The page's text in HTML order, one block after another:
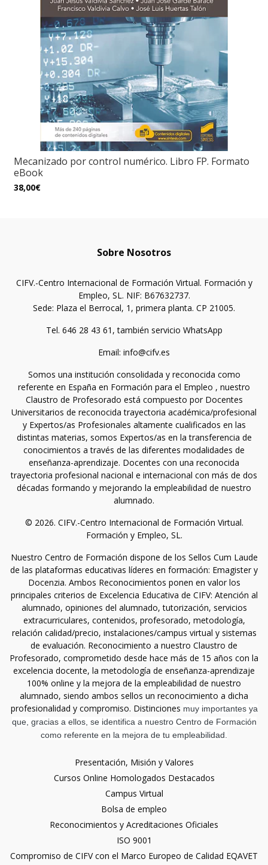
Mecanizado por control numérico. Libro FP. Formato
eBook
38,00€
Sobre Nosotros
CIFV.-Centro Internacional de Formación Virtual. Formación y
Empleo, SL. NIF: B67632737.
Sede: Plaza el Berrocal, 1, primera planta. CP 21005.
Tel. 646 28 43 61, también servicio WhatsApp
Email: info@cifv.es
Somos una institución consolidada y reconocida como
referente en España en Formación para el Empleo , nuestro
Claustro de Profesorado está compuesto por Docentes
Universitarios de reconocida trayectoria académica/profesional
y Expertos/as Profesionales altamente cualificados en las
distintas materias, somos Expertos/as en la transferencia de
conocimientos a través de las diferentes modalidades de
enseñanza-aprendizaje. Docentes con una reconocida
trayectoria profesional nacional e internacional con más de dos
décadas formando y mejorando la empleabilidad de nuestro
alumnado.
© 2026. CIFV.-Centro Internacional de Formación Virtual.
Formación y Empleo, SL.
Nuestro Centro de Formación dispone de los Sellos Cum Laude
de las plataformas educativas líderes en formación: Emagister y
Docenzia. Ambos Reconocimientos ponen en valor los
principales criterios de Excelencia Educativa de CIFV: Atención al
alumnado, opiniones del alumnado, tutorización, servicios
extracurriculares, contenidos, profesorado, metodología,
relación calidad/precio, instalaciones/campus virtual y sistemas
de evaluación. Reconocimiento a nuestro Claustro de
Profesorado, comprometido desde hace más de 15 años con la
excelencia docente, la metodología de enseñanza-aprendizaje
100% online y la mejora de la empleabilidad de nuestro
alumnado, siendo ambos sellos un reconocimiento a dicha
profesionalidad y compromiso. Distinciones muy importantes ya
que, gracias a ellos, se identifica a nuestro Centro de Formación
como referente en la mejora de tu empleabilidad.
Presentación, Misión y Valores
Cursos Online Homologados Destacados
Campus Virtual
Bolsa de empleo
Reconocimientos y Acreditaciones Oficiales
ISO 9001
Compromiso de CIFV con el Marco Europeo de Calidad EQAVET